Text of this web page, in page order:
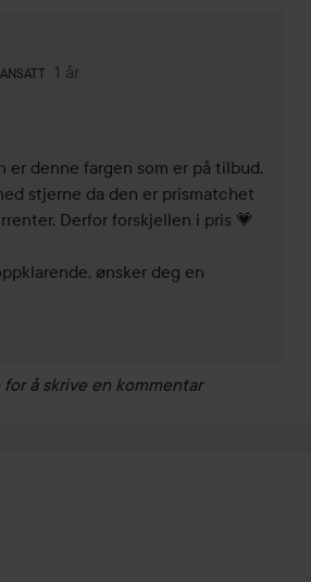
rolle: Tidligere ansatt.
1 år
Kommentaren lades 1 år
er denne fargen som er på tilbud.
stjerne da den er prismatchet
Derfor forskjellen i pris 💗
ønsker deg en
for å skrive en kommentar
opprettet 1 år